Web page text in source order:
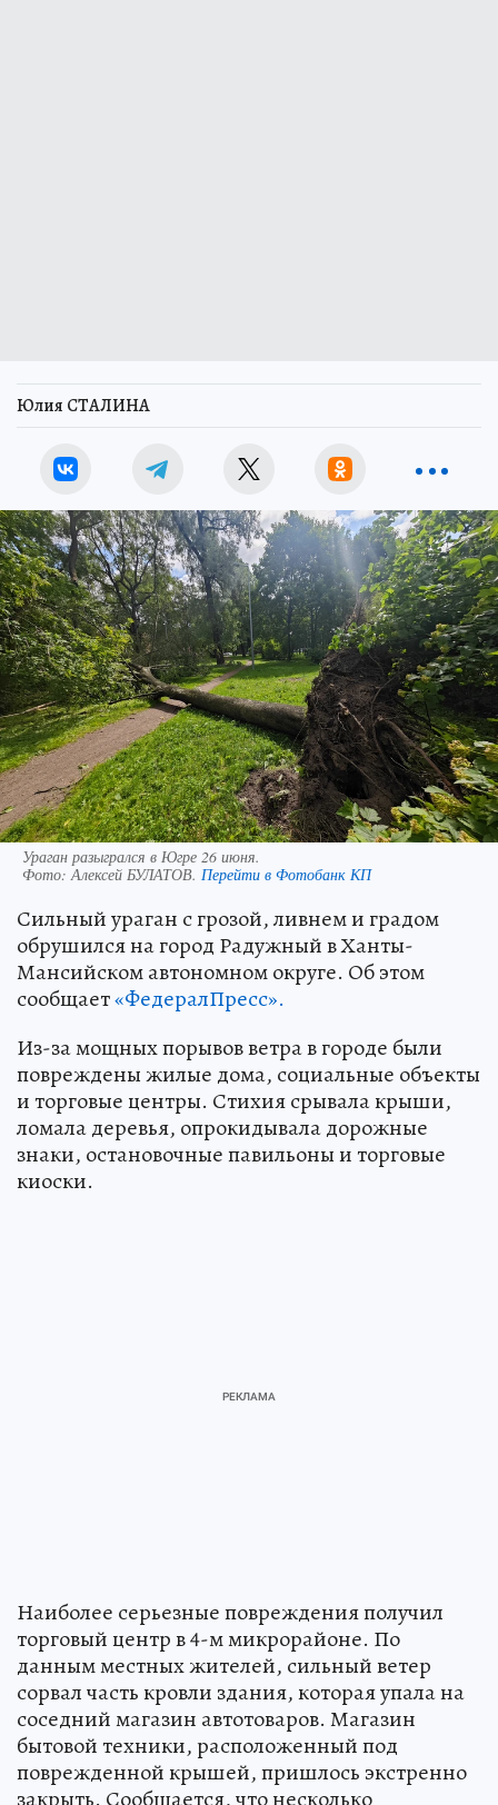
Юлия СТАЛИНА
Ураган разыгрался в Югре 26 июня.
Фото:Алексей БУЛАТОВ. Перейти в Фотобанк КП
Сильный ураган с грозой, ливнем и градом
обрушился на город Радужный в Ханты-
Мансийском автономном округе. Об этом
сообщает«ФедералПресс».
Из-за мощных порывов ветра в городе были
повреждены жилые дома, социальные объекты
и торговые центры. Стихия срывала крыши,
ломала деревья, опрокидывала дорожные
знаки, остановочные павильоны и торговые
киоски.
Наиболее серьезные повреждения получил
торговый центр в 4-м микрорайоне. По
данным местных жителей, сильный ветер
сорвал часть кровли здания, которая упала на
соседний магазин автотоваров. Магазин
бытовой техники, расположенный под
поврежденной крышей, пришлось экстренно